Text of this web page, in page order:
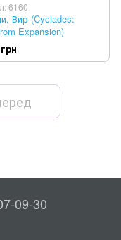
6160
Вир (Cyclades:
Expansion)
09-30